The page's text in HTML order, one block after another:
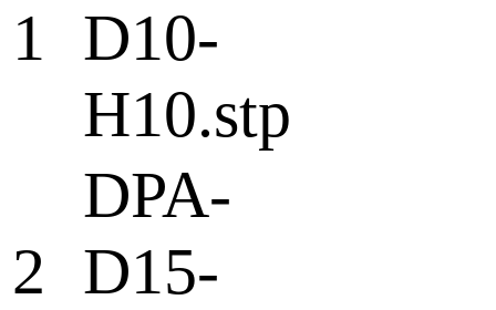
1 D10-
H10.stp
2
DPA-
D15-